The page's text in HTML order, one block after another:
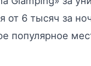
от 6 тысяч за
популярное